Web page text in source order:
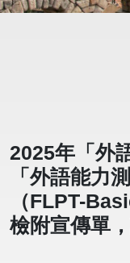
2025年「外
「外語能力
（FLPT-
檢附宣傳單，